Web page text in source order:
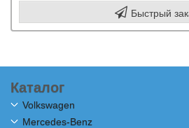
Быстрый
Каталог
Volkswagen
Mercedes-Benz